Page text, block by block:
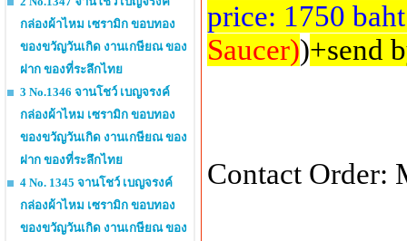
กล่องผ้าไหม เซรามิก ขอบทอง
ของขวัญวันเกิด งานเกษียณ ของ
ฝาก ของที่ระลึกไทย
3 No.1346 จานโชว์ เบญจรงค์
กล่องผ้าไหม เซรามิก ขอบทอง
ของขวัญวันเกิด งานเกษียณ ของ
ฝาก ของที่ระลึกไทย
4 No. 1345 จานโชว์ เบญจรงค์
กล่องผ้าไหม เซรามิก ขอบทอง
ของขวัญวันเกิด งานเกษียณ ของ
price: 1750
Saucer))+send
Contact Order: